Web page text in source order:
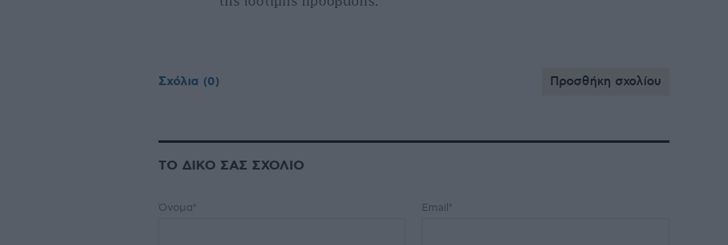
Σχόλια (0) Προσθήκη σχολίου
ΤΟ ΔΙΚΟ ΣΑΣ ΣΧΟΛΙΟ
Όνομα* Email*